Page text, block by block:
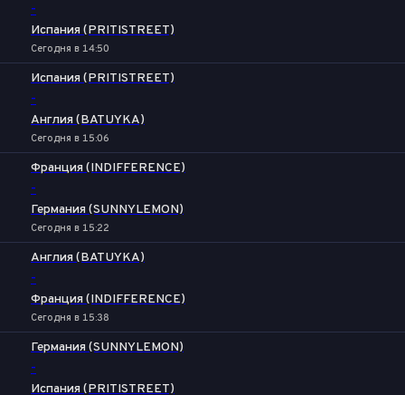
-
Испания (PRITISTREET)
Сегодня в 14:50
Испания (PRITISTREET)
-
Англия (BATUYKA)
Сегодня в 15:06
Франция (INDIFFERENCE)
-
Германия (SUNNYLEMON)
Сегодня в 15:22
Англия (BATUYKA)
-
Франция (INDIFFERENCE)
Сегодня в 15:38
Германия (SUNNYLEMON)
-
Испания (PRITISTREET)